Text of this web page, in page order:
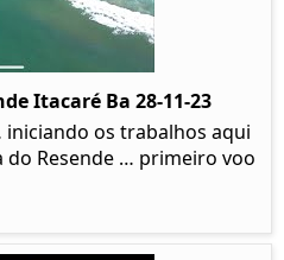
Itacaré Ba 28-11-23
os trabalhos aqui
do Resende … primeiro voo